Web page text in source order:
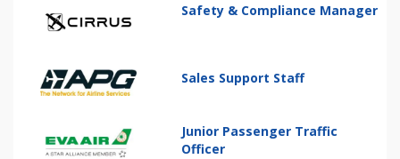
Safety & Compliance Manager
Sales Support Staff
Junior Passenger Traffic
Officer